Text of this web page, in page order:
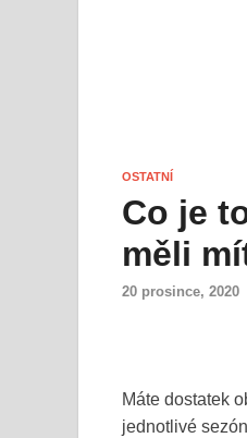
OSTATNÍ
Co je
měli
20 prosince, 2020
Máte dostatek
jednotlivé